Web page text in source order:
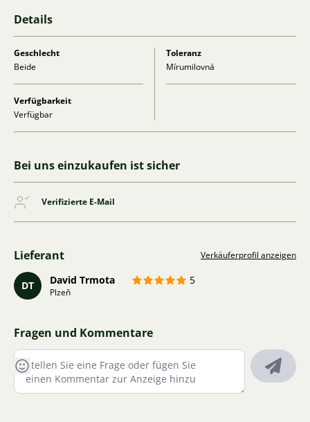
Details
Geschlecht
Beide
Toleranz
Mírumilovná
Verfügbarkeit
Verfügbar
Bei uns einzukaufen ist sicher
Verifizierte E-Mail
Lieferant Verkäuferprofil anzeigen
DT David Trmota 5
Plzeň
Fragen und Kommentare